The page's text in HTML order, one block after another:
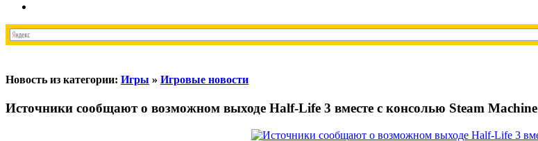
Новость из категории: Игры » Игровые новости
Источники сообщают о возможном выходе Half-Life 3 вместе с консолью Steam Machine